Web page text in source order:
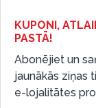
KUPONI,
PASTĀ!
Abonējiet un
jaunākās ziņas
e-lojalitātes